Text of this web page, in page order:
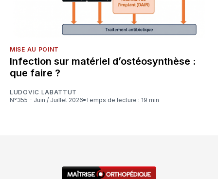
MISE AU POINT
Infection sur matériel d’ostéosynthèse :
que faire ?
LUDOVIC LABATTUT
N°355 - Juin / Juillet 2026
Temps de lecture : 19 min